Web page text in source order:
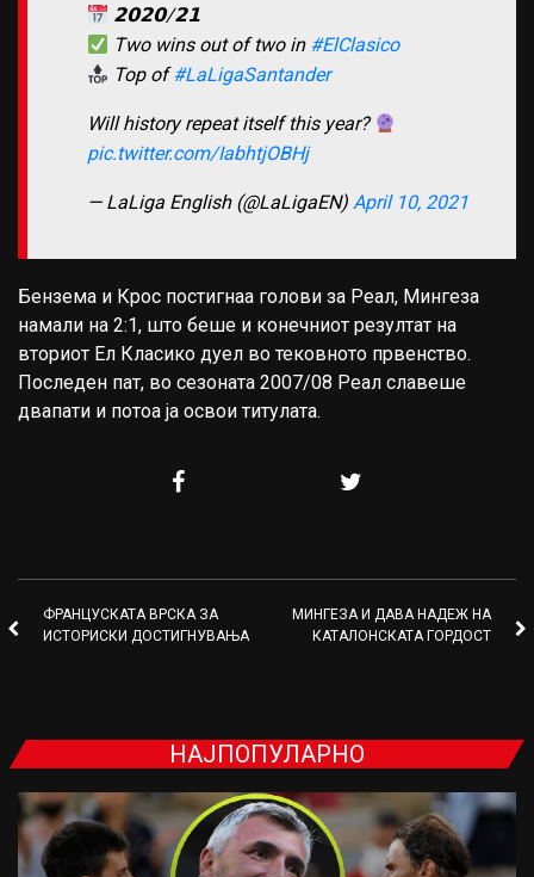
𝟮𝟬𝟮𝟬/𝟮𝟭
Two wins out of two in #ElClasico
Top of#LaLigaSantander
Will history repeat itself this year?
pic.twitter.com/IabhtjOBHj
— LaLiga English (@LaLigaEN) April 10, 2021
Бензема и Крос постигнаа голови за Реал, Мингеза
намали на 2:1, што беше и конечниот резултат на
вториот Ел Класико дуел во тековното првенство.
Последен пат, во сезоната 2007/08 Реал славеше
двапати и потоа ја освои титулата.
ФРАНЦУСКАТА ВРСКА ЗА
ИСТОРИСКИ ДОСТИГНУВАЊА
МИНГЕЗА И ДАВА НАДЕЖ НА
КАТАЛОНСКАТА ГОРДОСТ
НАЈПОПУЛАРНО